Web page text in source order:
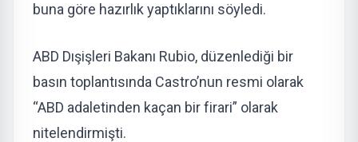
buna göre hazırlık yaptıklarını söyledi.
ABD Dışişleri Bakanı Rubio, düzenlediği bir
basın toplantısında Castro’nun resmi olarak
“ABD adaletinden kaçan bir firari” olarak
nitelendirmişti.